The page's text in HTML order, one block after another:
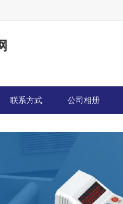
联系方式 公司相册